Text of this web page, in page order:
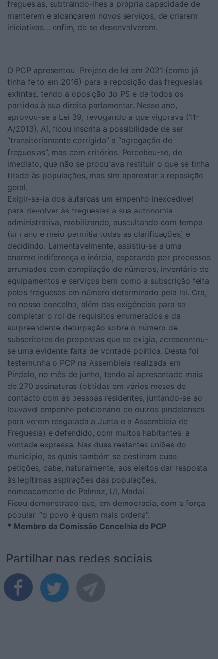
freguesias, subtraindo-lhes a própria capacidade de
manterem e alcançarem novos serviços, de criarem
iniciativas… enfim, de se desenvolverem.
O PCP apresentou Projeto de lei em 2021 (como já
tinha feito em 2016) para a reposição das freguesias
extintas, tendo a oposição do PS e de todos os
partidos à sua direita parlamentar. Nesse ano,
aprovou-se a Lei 39, revogando a que vigorava (11-
A/2013). Aí, ficou inscrita a possibilidade de ser
“transitoriamente corrigida” a “agregação de
freguesias”, mas com critérios. Percebeu-se, de
imediato, que não se procurava restituir o que se tinha
tirado às populações, mas sim aparentar a reposição
geral.
Exigir-se-ia dos autarcas um empenho inexcedível
para devolver às freguesias a sua autonomia
administrativa, mobilizando, auscultando com tempo
(um ano e meio permitia todas as clarificações) e
decidindo. Lamentavelmente, assistiu-se a uma
enorme indiferença e inércia, esperando por processos
arrumados com compilação de números, inventário de
equipamentos e serviços bem como a subscrição feita
pelos fregueses em número determinado pela lei. Ora,
no nosso concelho, além das exigências para se
completar o rol de requisitos enumerados e da
surpreendente deturpação sobre o número de
subscritores de propostas que se exigia, acrescentou-
se uma evidente falta de vontade política. Desta foi
testemunha o PCP na Assembleia realizada em
Pindelo, no mês de junho, tendo aí apresentado mais
de 270 assinaturas (obtidas em vários meses de
contacto com as pessoas residentes, juntando-se ao
louvável empenho peticionário de outros pindelenses
para verem resgatada a Junta e a Assembleia de
Freguesia) e defendido, com muitos habitantes, a
vontade expressa. Nas duas restantes uniões do
município, às quais também se destinam duas
petições, cabe, naturalmente, aos eleitos dar resposta
às legítimas aspirações das populações,
nomeadamente de Palmaz, Ul, Madail.
Ficou demonstrado que, em democracia, com a força
popular, “o povo é quem mais ordena”.
* Membro da Comissão Concelhia do PCP
Partilhar nas redes sociais